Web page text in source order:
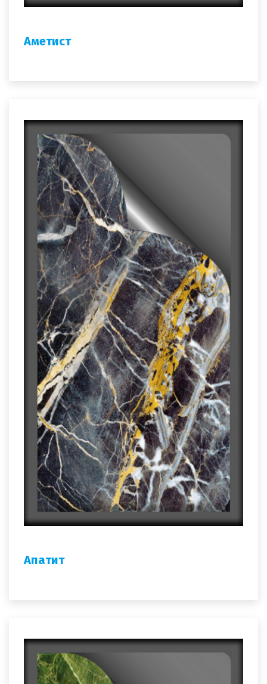
Аметист
Апатит